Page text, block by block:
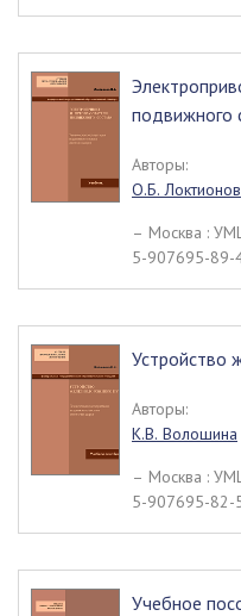
подвижного
Авторы:
О.Б. Локтионов
– Москва :
5-907695-89-
Устройство
Авторы:
К.В. Волошина
– Москва :
5-907695-82-
Учебное